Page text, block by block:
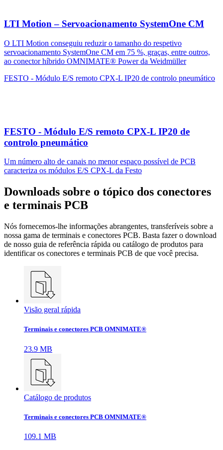
LTI Motion – Servoacionamento SystemOne CM
O LTI Motion conseguiu reduzir o tamanho do respetivo
servoacionamento SystemOne CM em 75 %, graças, entre outros,
ao conector híbrido OMNIMATE® Power da Weidmüller
FESTO - Módulo E/S remoto CPX-L IP20 de controlo pneumático
FESTO - Módulo E/S remoto CPX-L IP20 de
controlo pneumático
Um número alto de canais no menor espaço possível de PCB
caracteriza os módulos E/S CPX-L da Festo
Downloads sobre o tópico dos conectores
e terminais PCB
Nós fornecemos-lhe informações abrangentes, transferíveis sobre a
nossa gama de terminais e conectores PCB. Basta fazer o download
de nosso guia de referência rápida ou catálogo de produtos para
identificar os conectores e terminais PCB de que você precisa.
Visão geral rápida
Terminais e conectores PCB OMNIMATE®
23.9 MB
Catálogo de produtos
Terminais e conectores PCB OMNIMATE®
109.1 MB